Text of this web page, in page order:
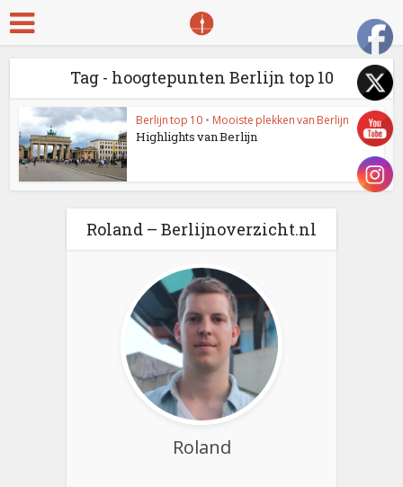
Tag - hoogtepunten Berlijn top 10
Berlijn top 10 • Mooiste plekken van Berlijn
Highlights van Berlijn
Roland – Berlijnoverzicht.nl
Roland